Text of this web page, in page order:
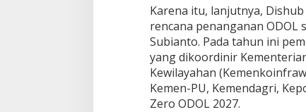
Karena itu, lanjutnya,
rencana penanganan ODOL
Subianto. Pada tahun ini
yang dikoordinir
Kewilayahan
Kemen-PU, Kemendagri,
Zero ODOL 2027.